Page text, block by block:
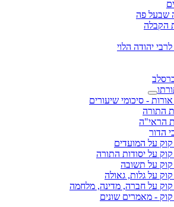
שבעל פה
הקבלה
יהודה הלוי
- סיכומי שיעורים
התורה
הראי"ה
הדור
על המועדים
על יסודות התורה
על תשובה
על גלות, גאולה
על חברה, מדינה, מלחמה
- מאמרים שונים